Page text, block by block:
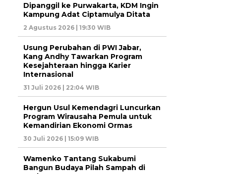
Dipanggil ke Purwakarta, KDM Ingin
Kampung Adat Ciptamulya Ditata
2 Agustus 2026 | 19:30 WIB
Usung Perubahan di PWI Jabar,
Kang Andhy Tawarkan Program
Kesejahteraan hingga Karier
Internasional
31 Juli 2026 | 22:04 WIB
Hergun Usul Kemendagri Luncurkan
Program Wirausaha Pemula untuk
Kemandirian Ekonomi Ormas
30 Juli 2026 | 15:09 WIB
Wamenko Tantang Sukabumi
Bangun Budaya Pilah Sampah di